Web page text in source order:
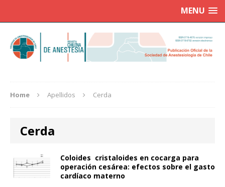
MENU
Home Apellidos Cerda
Cerda
Coloides cristaloides en cocarga para
operación cesárea: efectos sobre el gasto
cardíaco materno